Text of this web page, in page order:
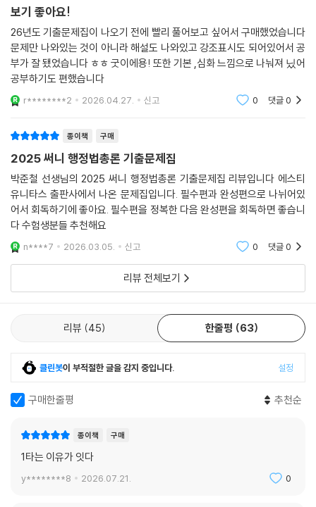
제1절 비례의 원칙(과잉금지의 원칙)
제2절 신뢰보호의 원칙
제3절 그 밖의 일반원칙
제5강 행정법관계
제1절 공법관계와 사법관계
제2절 행정상 법률관계
제3절 행정법관계의 당사자
제1절 공권과 공의무(공법관계－행정법관계의 내용)
제2절 무하자재량행사청구권, 행정개입청구권
제7강 특별권력관계 등
제1절 특별권력관계
제8강 행정법상의 법률요건과 법률사실
제1절 행정법상의 사건
제9강 사인의 공법행위
제1절 공법행위
제1절 법규명령
제1절 행정규칙
제1절 행정행위의 의의 및 종류
제13강 행정행위의 내용
제1절 법률행위적 행정행위
보기 좋아요!
26년도 기출문제집이 나오기 전에 빨리 풀어보고 싶어서 구매했었습니다
문제만 나와있는 것이 아니라 해설도 나와있고 강조표시도 되어있어서 공
부가 잘 됐었습니다 ㅎㅎ 굿이에용! 또한 기본 ,심화 느낌으로 나눠져 닜어
공부하기도 편했습니다
r********2 2026.04.27. 신고 0 댓글0
종이책 구매
2025 써니 행정법총론 기출문제집
박준철 선생님의 2025 써니 행정법총론 기출문제집 리뷰입니다 에스티
유니타스 출판사에서 나온 문제집입니다. 필수편과 완성편으로 나뉘어있
어서 회독하기에 좋아요. 필수편을 정복한 다음 완성편을 회독하면 좋습니
다 수험생분들 추천해요
n****7 2026.03.05. 신고 0 댓글0
리뷰 전체보기
리뷰 45 한줄평 63
클린봇이 부적절한 글을 감지 중입니다. 설정
구매한줄평 추천순
종이책 구매
1타는 이유가 잇다
y********8 2026.07.21. 0